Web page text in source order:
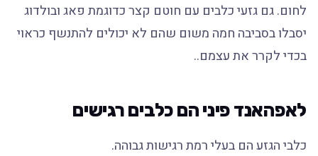
לחום. גם גזעי כלבים עם חוטם קצר כדוגמת פאג ובולדוג
יסבלו בסביבה חמה משום שהם לא יכולים להתנשף כראוי
בכדי לקרר את עצמם..
לאפהאנד פיני הם כלבים רגישים
כלבי הגזע הם בעלי רמת רגישות גבוהה.